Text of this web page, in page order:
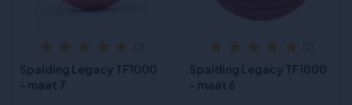
Spalding Legacy TF1000
- maat 7
Spalding Legacy TF1000
- maat 6